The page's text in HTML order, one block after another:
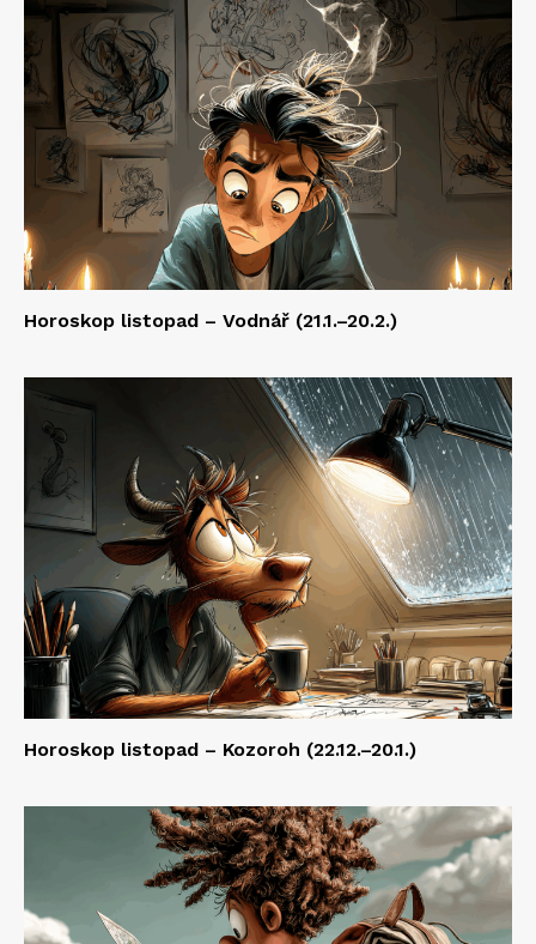
Horoskop listopad – Vodnář (21.1.–20.2.)
Horoskop listopad – Kozoroh (22.12.–20.1.)